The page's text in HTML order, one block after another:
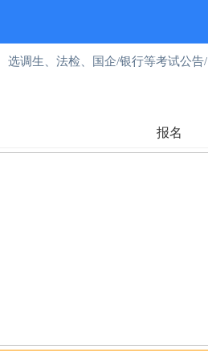
选调生、法检、国企/银行等考试公告/
报名